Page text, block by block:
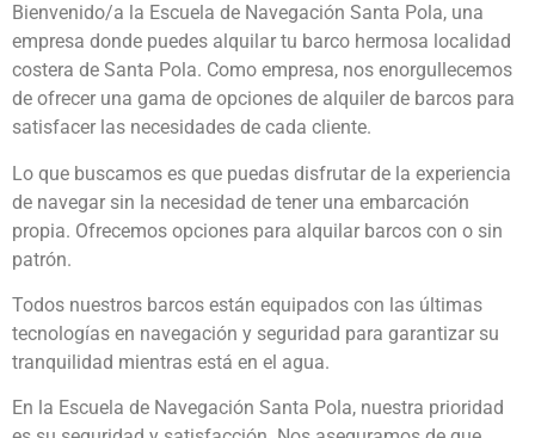
Bienvenido/a la Escuela de Navegación Santa Pola, una
empresa donde puedes alquilar tu barco hermosa localidad
costera de Santa Pola. Como empresa, nos enorgullecemos
de ofrecer una gama de opciones de alquiler de barcos para
satisfacer las necesidades de cada cliente.
Lo que buscamos es que puedas disfrutar de la experiencia
de navegar sin la necesidad de tener una embarcación
propia. Ofrecemos opciones para alquilar barcos con o sin
patrón.
Todos nuestros barcos están equipados con las últimas
tecnologías en navegación y seguridad para garantizar su
tranquilidad mientras está en el agua.
En la Escuela de Navegación Santa Pola, nuestra prioridad